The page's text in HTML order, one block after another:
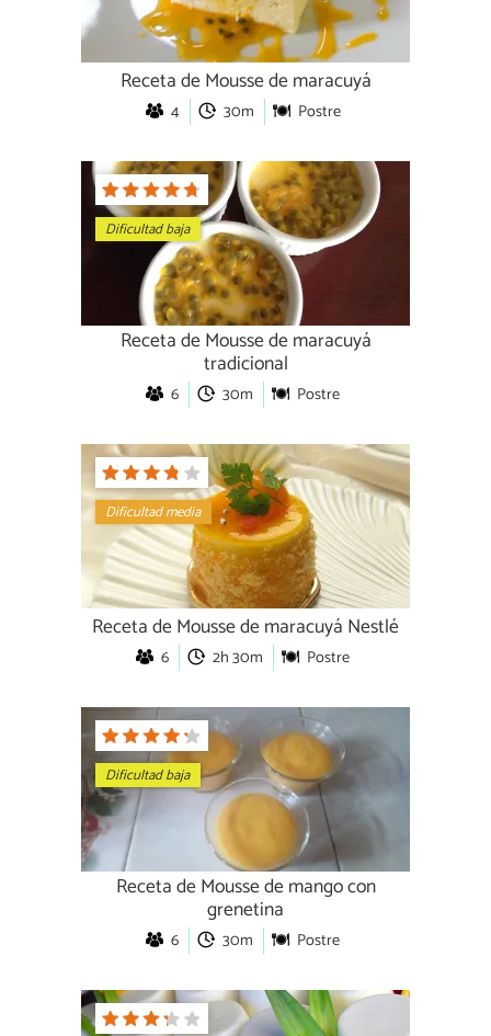
Receta de Mousse de maracuyá
4 30m Postre
Dificultad baja
Receta de Mousse de maracuyá
tradicional
6 30m Postre
Dificultad media
Receta de Mousse de maracuyá Nestlé
6 2h 30m Postre
Dificultad baja
Receta de Mousse de mango con
grenetina
6 30m Postre